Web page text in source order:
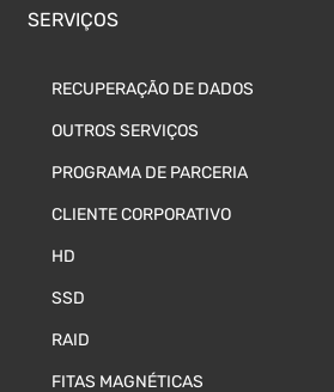
SERVIÇOS
RECUPERAÇÃO DE DADOS
OUTROS SERVIÇOS
PROGRAMA DE PARCERIA
CLIENTE CORPORATIVO
HD
SSD
RAID
FITAS MAGNÉTICAS